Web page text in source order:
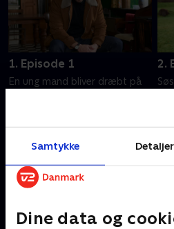
Samtykke Detaljer
Dine data og
1. Episode 1
En ung mand bliver dræbt på
2.
Andre så også